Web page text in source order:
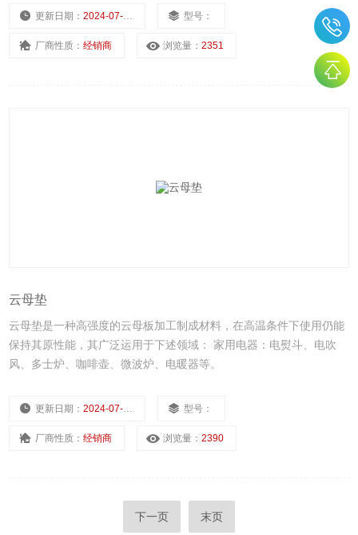
更新日期：2024-07-24 型号：
厂商性质：经销商 浏览量：2351
云母垫
云母垫是一种高强度的云母板加工制成材料，在高温条件下使用仍能
保持其原性能，其广泛运用于下述领域： 家用电器：电熨斗、电吹
风、多士炉、咖啡壶、微波炉、电暖器等。
更新日期：2024-07-24 型号：
厂商性质：经销商 浏览量：2390
下一页 末页